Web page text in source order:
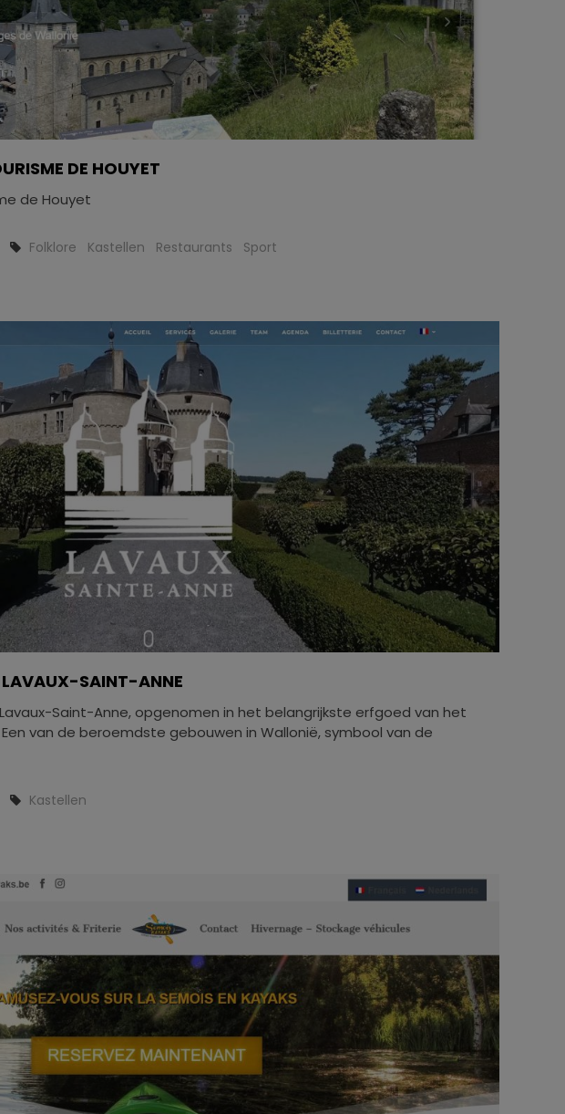
DE HOUYET
de Houyet
Folklore Kastellen Restaurants Sport
LAVAUX-SAINT-ANNE
Saint-Anne, opgenomen in het belangrijkste erfgoed van het
van de beroemdste gebouwen in Wallonië, symbool van de
Kastellen